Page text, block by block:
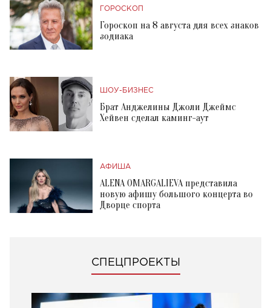
ГОРОСКОП
Гороскоп на 8 августа для всех знаков
зодиака
ШОУ-БИЗНЕС
Брат Анджелины Джоли Джеймс
Хейвен сделал каминг-аут
АФИША
ALENA OMARGALIEVA представила
новую афишу большого концерта во
Дворце спорта
СПЕЦПРОЕКТЫ